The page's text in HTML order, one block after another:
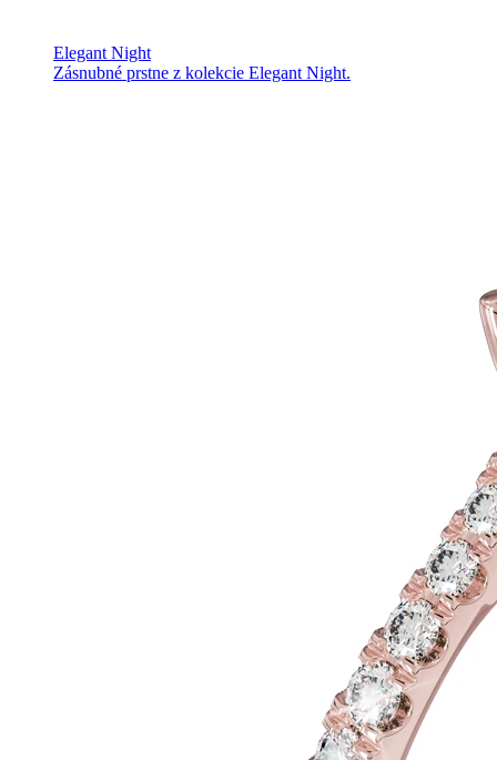
Elegant Night
Zásnubné prstne z kolekcie Elegant Night.